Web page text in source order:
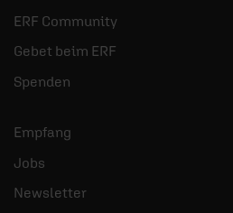
ERF Community
Gebet beim ERF
Spenden
Empfang
Jobs
Newsletter